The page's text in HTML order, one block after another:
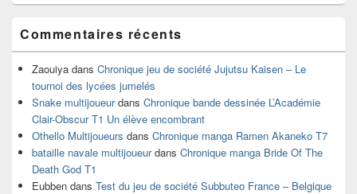
Commentaires récents
Zaouiya dans Chronique jeu de société Jujutsu Kaisen – Le
tournoi des lycées jumelés
Snake multijoueurdans Chronique bande dessinée L’Académie
Clair-Obscur T1 Un élève encombrant
Othello Multijoueurs dans Chronique manga Ramen Akaneko T7
bataille navale multijoueurdans Chronique manga Bride Of The
Death God T1
Eubben dans Test du jeu de société Subbuteo France – Belgique